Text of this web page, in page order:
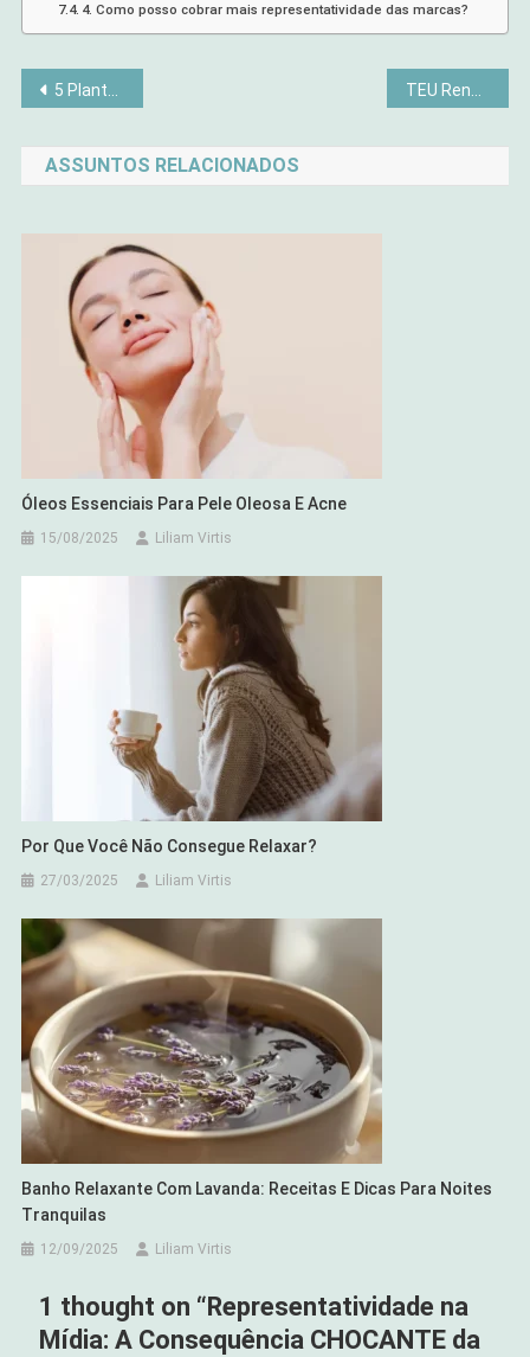
4. Como posso cobrar mais representatividade das marcas?
Navegação
de
Post
5 Plantas que Purificam o Ar (e São Fáceis): O Alerta Tóxico que Você DEVE Saber! TEU Renasce: Reforma Histórica e Festival Gratuito em Uberaba
ASSUNTOS RELACIONADOS
Óleos Essenciais Para Pele Oleosa E Acne
15/08/2025 Liliam Virtis
Por Que Você Não Consegue Relaxar?
27/03/2025 Liliam Virtis
Banho Relaxante Com Lavanda: Receitas E Dicas Para Noites
Tranquilas
12/09/2025 Liliam Virtis
1 thought on “ Representatividade na
Mídia: A Consequência CHOCANTE da